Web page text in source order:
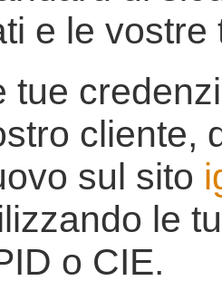
e le vostre
tue
cliente,
sul sito
le
o CIE.